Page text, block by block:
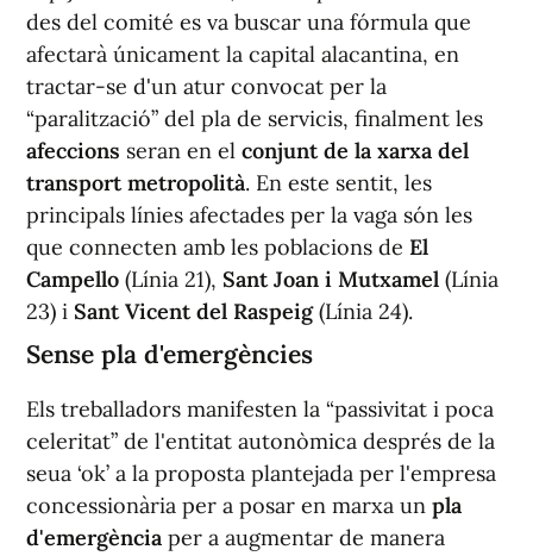
des del comité es va buscar una fórmula que
afectarà únicament la capital alacantina, en
tractar-se d'un atur convocat per la
“paralització” del pla de servicis, finalment les
afeccions seran en el conjunt de la xarxa del
transport metropolità. En este sentit, les
principals línies afectades per la vaga són les
que connecten amb les poblacions de El
Campello (Línia 21), Sant Joan i Mutxamel (Línia
23) i Sant Vicent del Raspeig(Línia 24).
Sense pla d'emergències
Els treballadors manifesten la “passivitat i poca
celeritat” de l'entitat autonòmica després de la
seua ‘ok’ a la proposta plantejada per l'empresa
concessionària per a posar en marxa un pla
d'emergència per a augmentar de manera